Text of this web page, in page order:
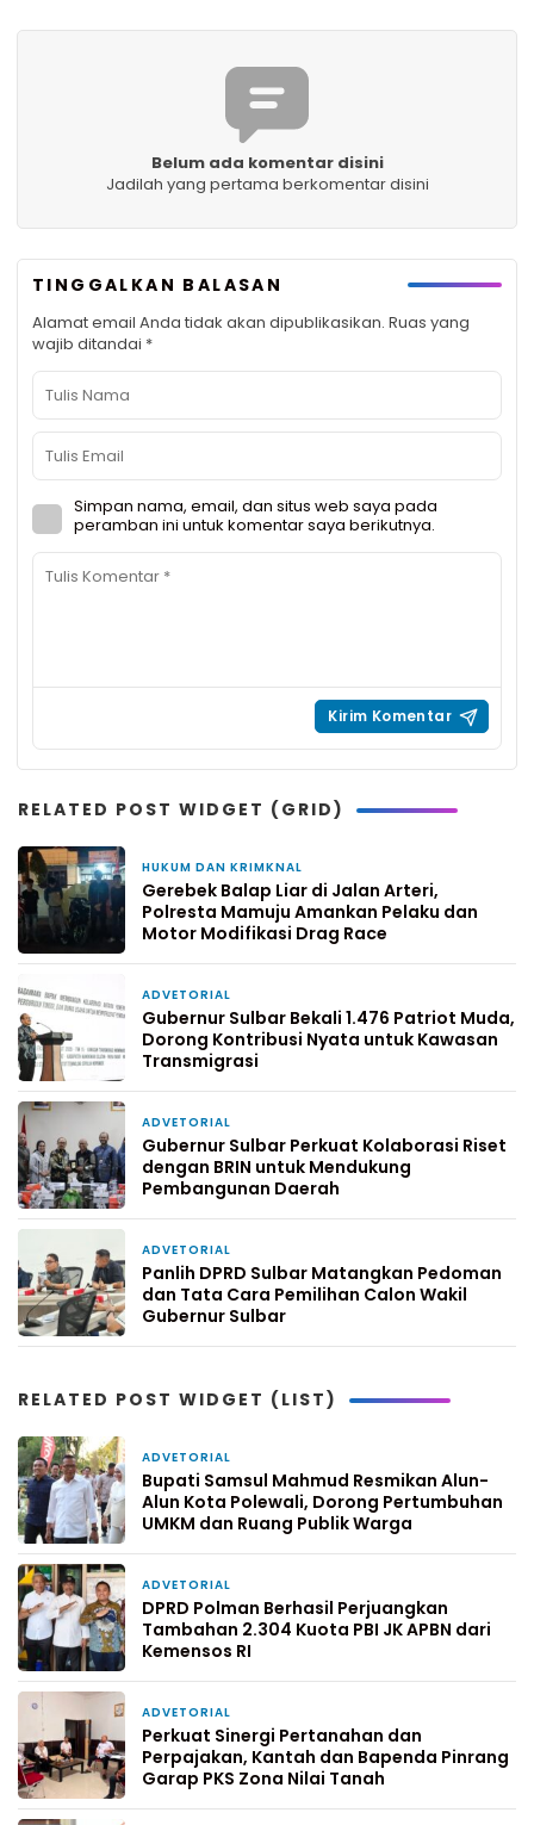
Belum ada komentar disini
Jadilah yang pertama berkomentar disini
TINGGALKAN BALASAN
Alamat email Anda tidak akan dipublikasikan. Ruas yang
wajib ditandai *
Simpan nama, email, dan situs web saya pada
peramban ini untuk komentar saya berikutnya.
RELATED POST WIDGET (GRID)
HUKUM DAN KRIMKNAL
Gerebek Balap Liar di Jalan Arteri,
Polresta Mamuju Amankan Pelaku dan
Motor Modifikasi Drag Race
ADVETORIAL
Gubernur Sulbar Bekali 1.476 Patriot Muda,
Dorong Kontribusi Nyata untuk Kawasan
Transmigrasi
ADVETORIAL
Gubernur Sulbar Perkuat Kolaborasi Riset
dengan BRIN untuk Mendukung
Pembangunan Daerah
ADVETORIAL
Panlih DPRD Sulbar Matangkan Pedoman
dan Tata Cara Pemilihan Calon Wakil
Gubernur Sulbar
RELATED POST WIDGET (LIST)
ADVETORIAL
Bupati Samsul Mahmud Resmikan Alun-
Alun Kota Polewali, Dorong Pertumbuhan
UMKM dan Ruang Publik Warga
ADVETORIAL
DPRD Polman Berhasil Perjuangkan
Tambahan 2.304 Kuota PBI JK APBN dari
Kemensos RI
ADVETORIAL
Perkuat Sinergi Pertanahan dan
Perpajakan, Kantah dan Bapenda Pinrang
Garap PKS Zona Nilai Tanah